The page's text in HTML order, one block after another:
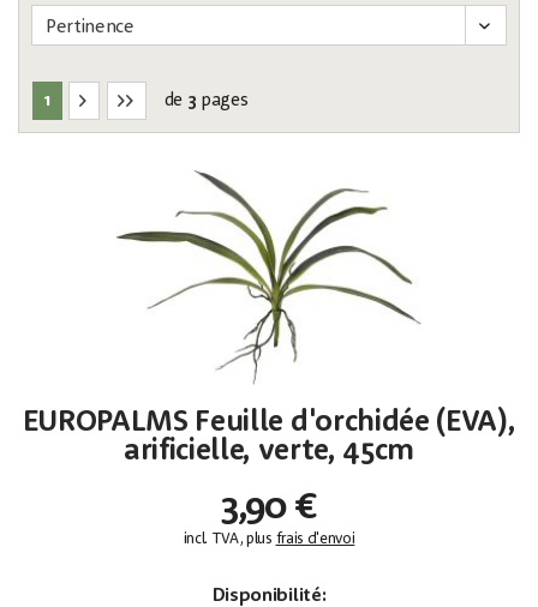
1 de 3 pages
EUROPALMS Feuille d'orchidée (EVA),
arificielle, verte, 45cm
3,90 €
incl. TVA, plus frais d'envoi
Disponibilité: